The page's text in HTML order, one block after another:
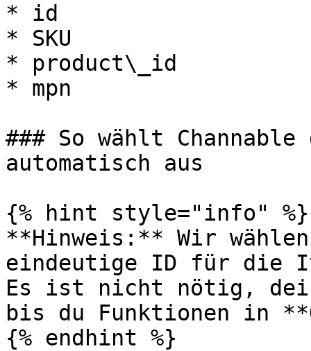
* id
* SKU
* product\_id
* mpn
### So wählt
automatisch aus
{% hint style="info" %}
**Hinweis:** Wir
eindeutige ID für die
Es ist nicht nötig,
bis du Funktionen in
{% endhint %}